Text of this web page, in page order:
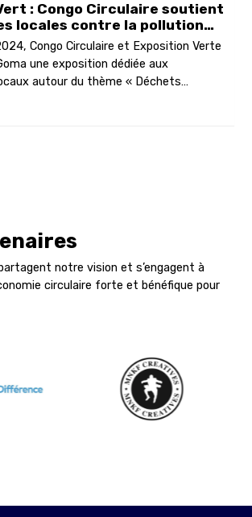
: Congo Circulaire soutient
locales contre la pollution
Congo Circulaire et Exposition Verte
une exposition dédiée aux
autour du thème « Déchets
public, de valoriser les initiatives locales
notre vision et s’engagent à
circulaire forte et bénéfique pour